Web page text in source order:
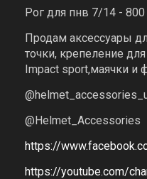
Рог для пнв 7/14 - 800
Продам аксессуары
точки, крепеление
Impact sport,маячки и
@Helmet_Accessories
https://
https://youtube.com/